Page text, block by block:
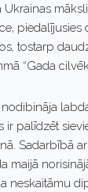
Ukrainas
piedalījusies
tostarp
“Gada
ir palīdzēt
Sadarbībā
maijā
neskaitāmu